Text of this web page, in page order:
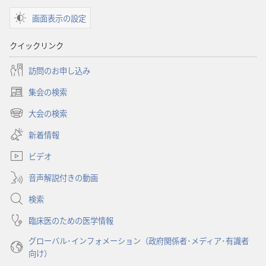
画面表示の設定
クイックリンク
訪問のお申し込み
集会の検索
（新
し
タ
で
開
く）
大会の検索
（新
し
い
タ
ブ
で
開
く）
新着情報
ビデオ
音声解説付きの動画
検索
臨床医のための医学情報
グローバル･インフォメーション（政府関係者･メディア･有識者
向け）